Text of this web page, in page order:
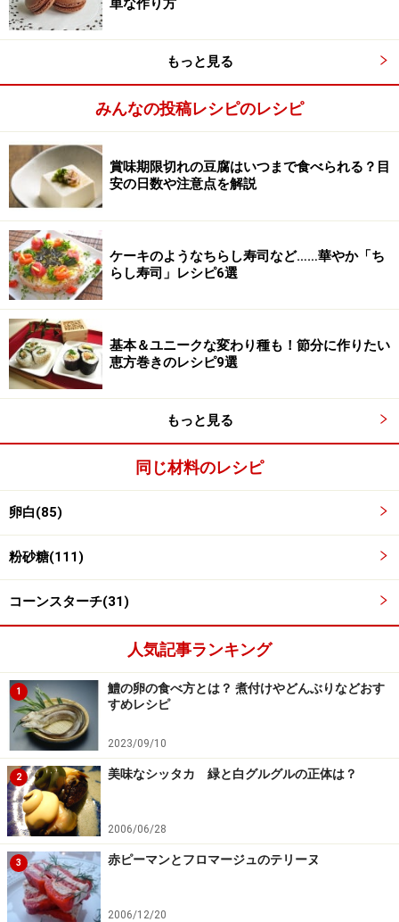
ワンポイントアドバイス
メレンゲを泡立てている途中でコーンスターチを入れて
しまうとメレンゲがボソボソになってしまうので、しっ
かりとしたメレンゲができあがってから必ず入れてくだ
※記事内容は執筆時点のものです。最新の内容をご確認くださ
い。
※衛生面および保存状態に起因して食中毒や体調不良を引き起こ
す場合があります。必ず清潔な状態で、正しい方法で行い、なる
べく早めにお召し上がりください。また、持ち運びの際は保存方
法に注意してください。
【編集部おすすめの購入サイト】
Amazonで人気レシピの書籍をチェック！
楽天市場で人気レシピの書籍をチェック！
もっと見る
みんなの投稿レシピのレシピ
賞味期限切れの豆腐はいつまで食べられる？目
安の日数や注意点を解説
ケーキのようなちらし寿司など……華やか「ち
らし寿司」レシピ6選
基本＆ユニークな変わり種も！節分に作りたい
恵方巻きのレシピ9選
もっと見る
同じ材料のレシピ
卵白(85)
粉砂糖(111)
コーンスターチ(31)
人気記事ランキング
1
鱧の卵の食べ方とは？ 煮付けやどんぶりなどおす
すめレシピ
2023/09/10
2 美味なシッタカ 緑と白グルグルの正体は？
2006/06/28
3 赤ピーマンとフロマージュのテリーヌ
2006/12/20